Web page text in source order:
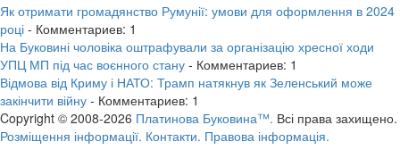
Як отримати громадянство Румунії: умови для оформлення в 2024
році - Комментариев: 1
На Буковині чоловіка оштрафували за організацію хресної ходи
УПЦ МП під час воєнного стану - Комментариев: 1
Відмова від Криму і НАТО: Трамп натякнув як Зеленський може
закінчити війну - Комментариев: 1
Copyright © 2008-2026 Платинова Буковина™. Всі права захищено.
Розміщення інформації. Контакти. Правова інформація.